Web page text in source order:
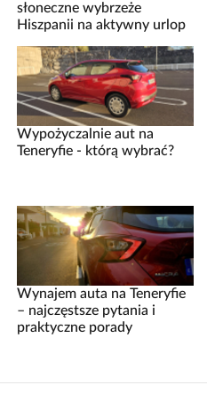
słoneczne wybrzeże
Hiszpanii na aktywny urlop
Wypożyczalnie aut na
Teneryfie - którą wybrać?
Wynajem auta na Teneryfie
– najczęstsze pytania i
praktyczne porady